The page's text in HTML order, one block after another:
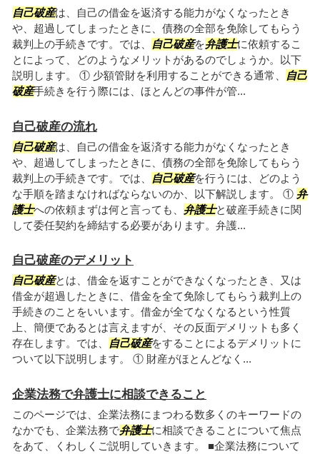
自己破産は、自己の借金を返済する能力がなくなったとき
や、超過してしまったときに、債務の全部を免除してもらう
裁判上の手続きです。では、
自己破産を弁護士に依頼するこ
とによって、どのようなメリットがあるのでしょうか。以下
説明します。 ① 少額管財を利用することができる通常、
自己
破産手続きを行う際には、ほとんどの事件が管...
自己破産の流れ
自己破産は、自己の借金を返済する能力がなくなったとき
や、超過してしまったときに、債務の全部を免除してもらう
裁判上の手続きです。では、
自己破産を行うには、どのよう
な手順を踏まなければならないのか、以下解説します。 ① 弁
護士への依頼まずは何と言っても、 弁護士と破産手続きに関
して委任契約を締結する必要があります。弁護...
自己破産のデメリット
自己破産とは、借金を返すことができなくなったとき、又は
借金が超過したときに、借金を全て免除してもらう裁判上の
手続きのことをいいます。借金が全てなくなるという性質
上、簡便であるとは言えますが、その反面デメリットも多く
存在します。では、
自己破産をすることによるデメリットに
ついて以下説明します。 ① 財産がほとんどなく...
企業法務で弁護士に相談できること
このページでは、企業法務にまつわる数多くのキーワードの
なかでも、企業法務で弁護士に相談できることについて焦点
をあて、くわしくご説明していきます。 ■企業法務について